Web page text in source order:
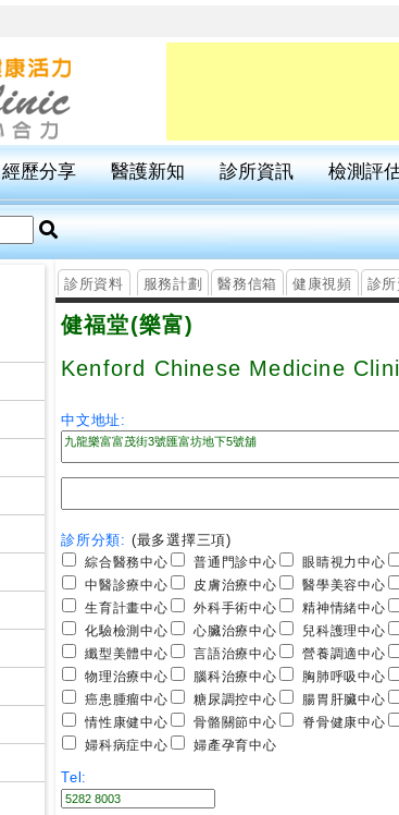
經歷分享 醫護新知 診所資訊 檢測評
診所資料 服務計劃 醫務信箱 健康視頻 診
健福堂(樂富)
Kenford Chinese Medicine
中文地址:
診所分類: (最多選擇三項)
綜合醫務中心 普通門診中心 眼睛視力中心
中醫診療中心
皮膚治療中心 醫學美容中心
生育計畫中心
外科手術中心 精神情緒中心
化驗檢測中心
心臟治療中心 兒科護理中心
纖型美體中心
言語治療中心 營養調適中心
物理治療中心
腦科治療中心 胸肺呼吸中心
癌患腫瘤中心
糖尿調控中心 腸胃肝臟中心
情性康健中心
骨骼關節中心 脊骨健康中心
婦科病症中心
婦產孕育中心
Tel: